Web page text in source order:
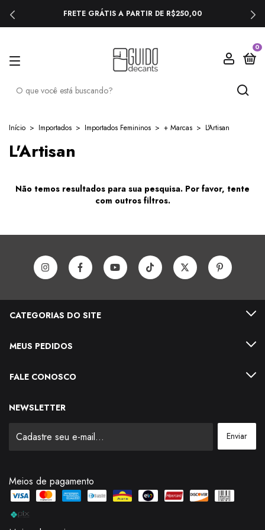
FRETE GRÁTIS A PARTIR DE R$250,00
0
Início > Importados > Importados Femininos > + Marcas > L'Artisan
L'Artisan
Não temos resultados para sua pesquisa. Por favor, tente
com outros filtros.
CATEGORIAS DO SITE
MEUS PEDIDOS
FALE CONOSCO
NEWSLETTER
Meios de pagamento